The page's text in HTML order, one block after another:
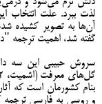
لذت ببرد. علت انتخاب
آن‌ها به تصویر کشیده
گفته شد، اهمیت ترجمه
سروش حبیبی این سه
بنام کشورمان است که
و روسی به فارسی ترجمه